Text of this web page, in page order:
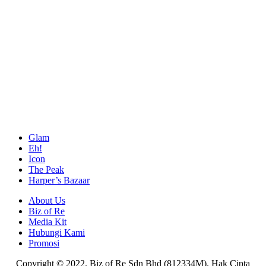
Glam
Eh!
Icon
The Peak
Harper’s Bazaar
About Us
Biz of Re
Media Kit
Hubungi Kami
Promosi
Copyright © 2022. Biz of Re Sdn Bhd (812334M). Hak Cipta